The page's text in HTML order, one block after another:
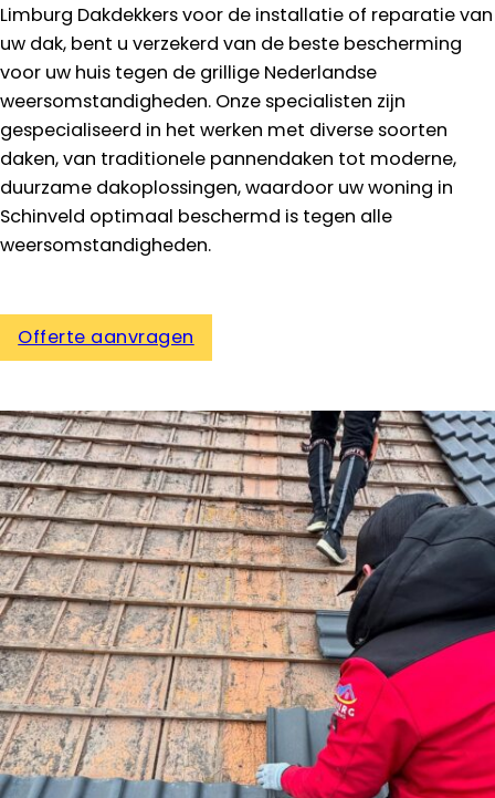
Limburg Dakdekkers voor de installatie of reparatie van
uw dak, bent u verzekerd van de beste bescherming
voor uw huis tegen de grillige Nederlandse
weersomstandigheden. Onze specialisten zijn
gespecialiseerd in het werken met diverse soorten
daken, van traditionele pannendaken tot moderne,
duurzame dakoplossingen, waardoor uw woning in
Schinveld optimaal beschermd is tegen alle
weersomstandigheden.
Offerte aanvragen